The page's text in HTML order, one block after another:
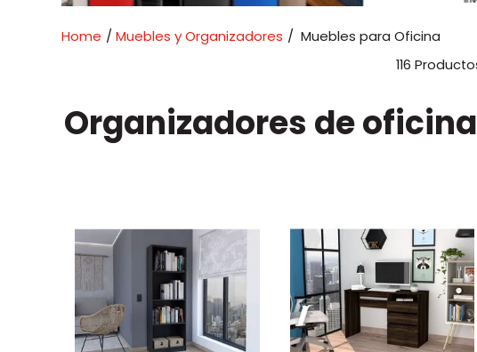
Muebles y Organizadores Muebles para Oficina
116
Organizadores de oficina